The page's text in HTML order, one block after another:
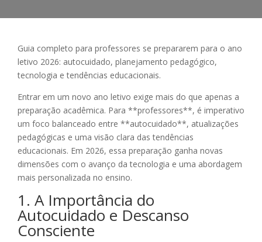
Guia completo para professores se prepararem para o ano
letivo 2026: autocuidado, planejamento pedagógico,
tecnologia e tendências educacionais.
Entrar em um novo ano letivo exige mais do que apenas a
preparação acadêmica. Para **professores**, é imperativo
um foco balanceado entre **autocuidado**, atualizações
pedagógicas e uma visão clara das tendências
educacionais. Em 2026, essa preparação ganha novas
dimensões com o avanço da tecnologia e uma abordagem
mais personalizada no ensino.
1. A Importância do
Autocuidado e Descanso
Consciente